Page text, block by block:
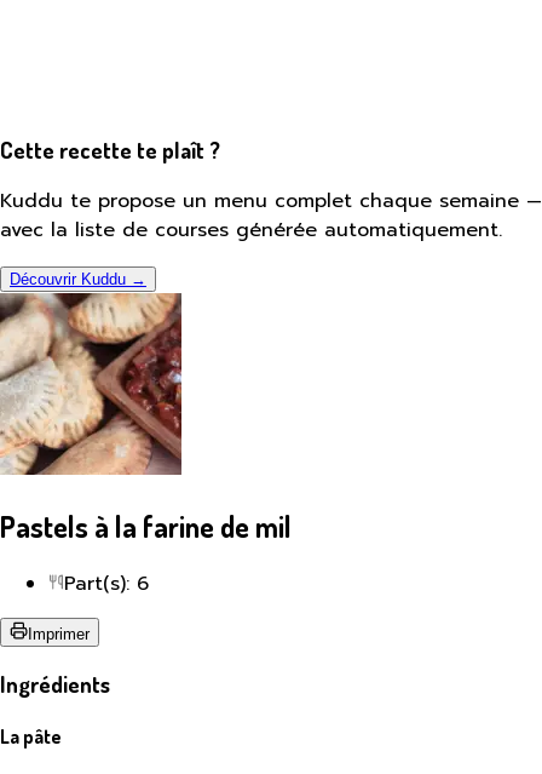
Cette recette te plaît ?
Kuddu te propose un menu complet chaque semaine —
avec la liste de courses générée automatiquement.
Découvrir Kuddu →
Pastels à la farine de mil
Part(s): 6
Imprimer
Ingrédients
La pâte